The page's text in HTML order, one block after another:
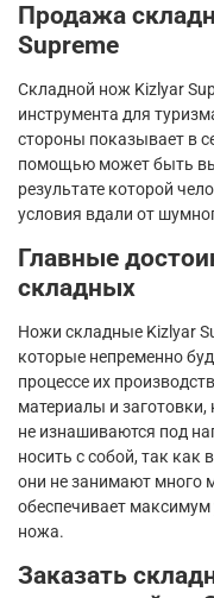
Продажа
Supreme
Складной нож Kizlyar
инструмента для
стороны показывает в
помощью может быть
результате которой
условия вдали от
Главные
складных
Ножи складные Kizlyar
которые непременно
процессе их
материалы и
не изнашиваются под
носить с собой, так как
они не занимают много
обеспечивает
ножа.
Заказать